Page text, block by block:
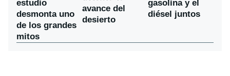
estudio
desmonta uno
de los grandes
mitos
avance del
desierto
gasolina y el
diésel juntos